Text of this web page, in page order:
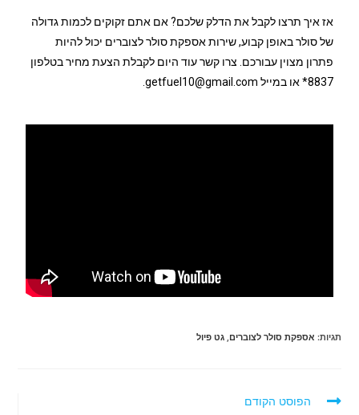
אז איך תרצו לקבל את הדלק שלכם? אם אתם זקוקים לכמות גדולה
של סולר באופן קבוע, שירות אספקת סולר לצוברים יכול להיות
פתרון מצוין עבורכם. צרו קשר עוד היום לקבלת הצעת מחיר בטלפון
8837* או במייל getfuel10@gmail.com.
תגיות: אספקת סולר לצוברים, גט פיול
הפוסט הקודם